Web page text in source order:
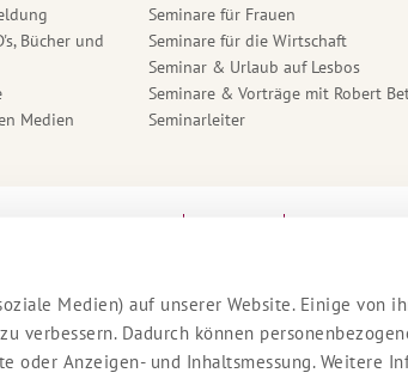
Medien) auf unserer Website. Einige von
verbessern. Dadurch können
oder Anzeigen- und Inhaltsmessung. Weitere
Bücher und
Medien
Seminare für Frauen
Seminare für die Wirtschaft
Seminar & Urlaub auf Lesbos
Seminare & Vorträge mit Robert
Seminarleiter